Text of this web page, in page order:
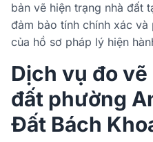
bản vẽ hiện trạng nhà đất
đảm bảo tính chính xác
của hồ sơ pháp lý hiện
Dịch vụ đo
đất phường
Đất Bách